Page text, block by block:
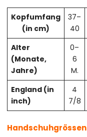
Kopfumfang
(in cm)
37–
40
Alter
(Monate,
Jahre)
0–
6
M.
England (in
inch)
4
7/8
Handschuhgrössen